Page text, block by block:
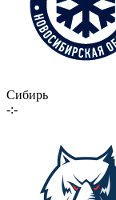
Сибирь
-:-